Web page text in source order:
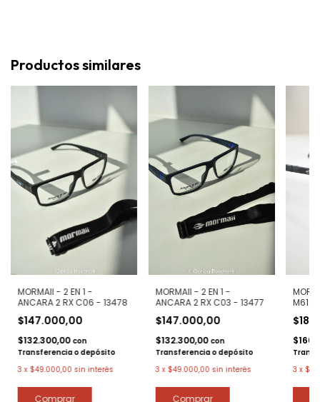
Productos similares
MORMAII - 2 EN 1 -
ANCARA 2 RX C06 - 13478
$147.000,00
$132.300,00 con
Transferencia o depósito
3 x $49.000,00 sin interés
MORMAII - 2 EN 1 -
ANCARA 2 RX C03 - 13477
$147.000,00
$132.300,00 con
Transferencia o depósito
3 x $49.000,00 sin interés
3 x